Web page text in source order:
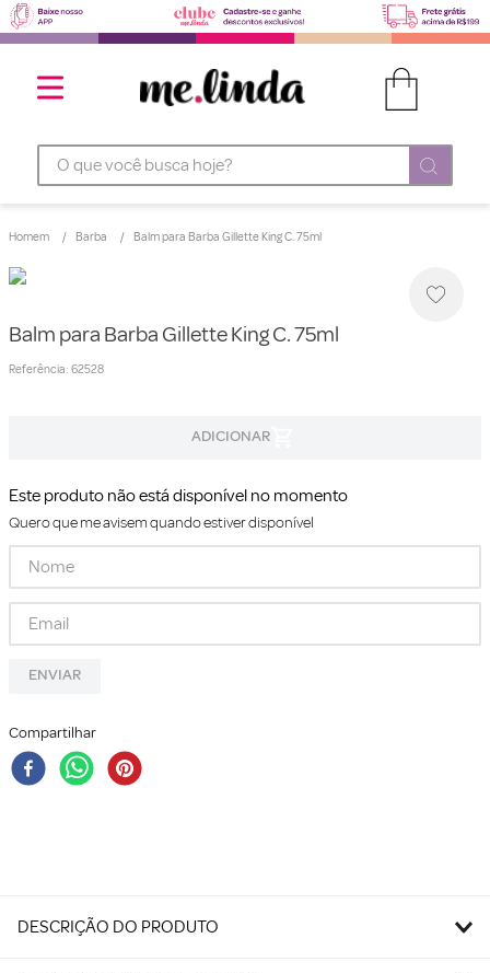
O que você busca hoje?
Homem Barba Balm para Barba Gillette King C. 75ml
Balm para Barba Gillette King C. 75ml
Referência: 62528
Este produto não está disponível no momento
Quero que me avisem quando estiver disponível
ENVIAR
Compartilhar
DESCRIÇÃO DO PRODUTO